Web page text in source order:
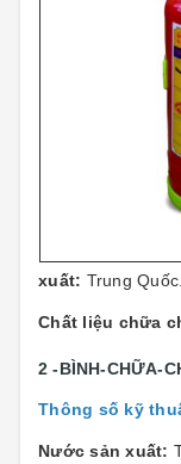
xuất: Trung Quốc.
Chất liệu chữa
2 -BÌNH-CHỮA-
Thông số kỹ
Nước sản xuất: